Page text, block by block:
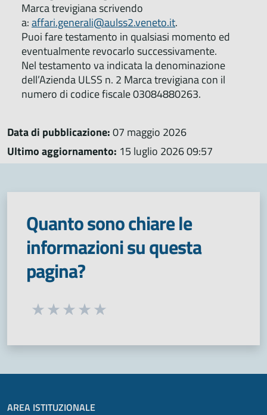
Marca trevigiana scrivendo
a:affari.generali@aulss2.veneto.it.
Puoi fare testamento in qualsiasi momento ed
eventualmente revocarlo successivamente.
Nel testamento va indicata la denominazione
dell’Azienda ULSS n. 2 Marca trevigiana con il
numero di codice fiscale 03084880263.
Data di pubblicazione:07 maggio 2026
Ultimo aggiornamento: 15 luglio 2026 09:57
Quanto sono chiare le
informazioni su questa
pagina?
Seleziona una valutazione da 1 a 5 stelle
AREA ISTITUZIONALE